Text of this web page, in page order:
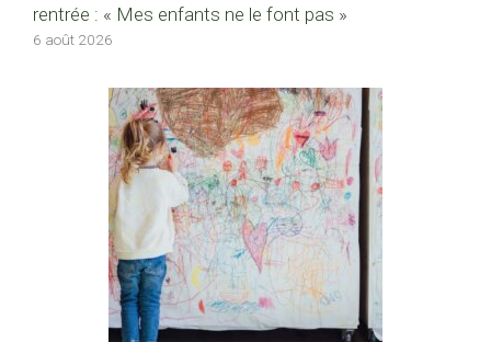
rentrée : « Mes enfants ne le font pas »
6 août 2026